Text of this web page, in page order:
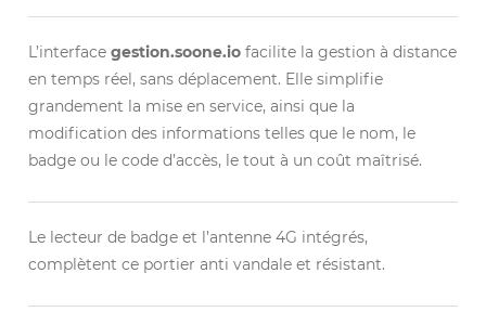
L’interfacegestion.soone.iofacilite la gestion à distance
en temps réel, sans déplacement. Elle simplifie
grandement la mise en service, ainsi que la
modification des informations telles que le nom, le
badge ou le code d’accès, le tout à un coût maîtrisé.
Le lecteur de badge et l’antenne 4G intégrés,
complètent ce portier anti vandale et résistant.